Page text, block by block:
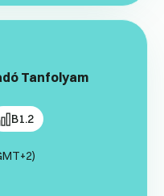
Tanfolyam
B1.2